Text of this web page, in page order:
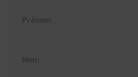
Prénom
Nom